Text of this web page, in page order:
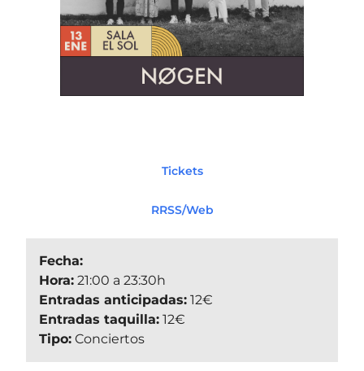
Tickets
RRSS/Web
Fecha:
Hora: 21:00 a 23:30h
Entradas anticipadas: 12€
Entradas taquilla: 12€
Tipo: Conciertos